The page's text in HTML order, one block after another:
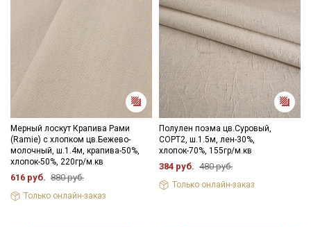
Мерный лоскут Крапива Рами
(Ramie) с хлопком цв.Бежево-
молочный, ш.1.4м, крапива-50%,
хлопок-50%, 220гр/м.кв
616 руб. 880 руб.
Только онлайн-заказ
Полулен поэма цв.Суровый,
СОРТ2, ш.1.5м, лен-30%,
хлопок-70%, 155гр/м.кв
384 руб. 480 руб.
Только онлайн-заказ